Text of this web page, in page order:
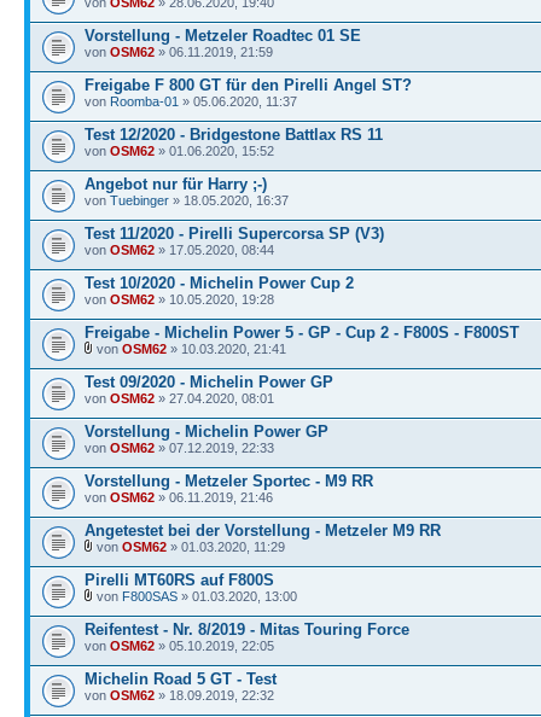
Vorstellung - Metzeler Roadtec 01 SE
von OSM62 » 06.11.2019, 21:59
Freigabe F 800 GT für den Pirelli Angel ST?
von Roomba-01 » 05.06.2020, 11:37
Test 12/2020 - Bridgestone Battlax RS 11
von OSM62 » 01.06.2020, 15:52
Angebot nur für Harry ;-)
von Tuebinger » 18.05.2020, 16:37
Test 11/2020 - Pirelli Supercorsa SP (V3)
von OSM62 » 17.05.2020, 08:44
Test 10/2020 - Michelin Power Cup 2
von OSM62 » 10.05.2020, 19:28
Freigabe - Michelin Power 5 - GP - Cup 2 - F800S - F800ST
von OSM62 » 10.03.2020, 21:41
Test 09/2020 - Michelin Power GP
von OSM62 » 27.04.2020, 08:01
Vorstellung - Michelin Power GP
von OSM62 » 07.12.2019, 22:33
Vorstellung - Metzeler Sportec - M9 RR
von OSM62 » 06.11.2019, 21:46
Angetestet bei der Vorstellung - Metzeler M9 RR
von OSM62 » 01.03.2020, 11:29
Pirelli MT60RS auf F800S
von F800SAS » 01.03.2020, 13:00
Reifentest - Nr. 8/2019 - Mitas Touring Force
von OSM62 » 05.10.2019, 22:05
Michelin Road 5 GT - Test
von OSM62 » 18.09.2019, 22:32